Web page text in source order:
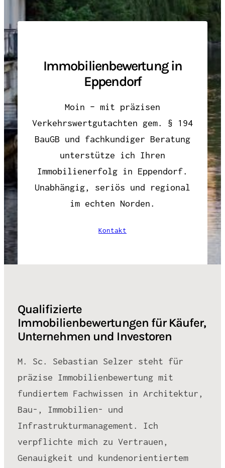
Immobilienbewertung in
Eppendorf
Moin – mit präzisen
Verkehrswertgutachten gem. § 194
BauGB und fachkundiger Beratung
unterstütze ich Ihren
Immobilienerfolg in Eppendorf.
Unabhängig, seriös und regional
im echten Norden.
Kontakt
Qualifizierte
Immobilienbewertungen für Käufer,
Unternehmen und Investoren
M. Sc. Sebastian Selzer steht für
präzise Immobilienbewertung mit
fundiertem Fachwissen in Architektur,
Bau-, Immobilien- und
Infrastrukturmanagement. Ich
verpflichte mich zu Vertrauen,
Genauigkeit und kundenorientiertem